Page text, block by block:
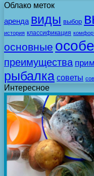
Облако меток
аренда виды выбор
история классификация
основные
преимущества
рыбалка советы
Интересное